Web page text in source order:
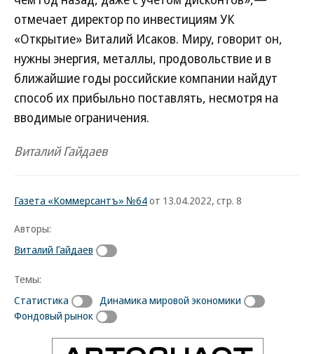
отмечает директор по инвестициям УК
«Открытие» Виталий Исаков. Миру, говорит он,
нужны энергия, металлы, продовольствие и в
ближайшие годы российские компании найдут
способ их прибыльно поставлять, несмотря на
вводимые ограничения.
Виталий Гайдаев
Газета «Коммерсантъ» №64от 13.04.2022, стр. 8
Авторы:
Виталий Гайдаев
Темы:
Статистика
Динамика мировой экономики
Фондовый рынок